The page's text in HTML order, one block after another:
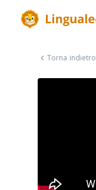
Torna indietro